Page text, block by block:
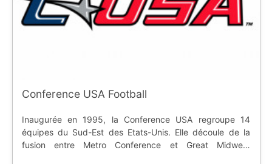
Conference USA Football
Inaugurée en 1995, la Conference USA regroupe 14
équipes du Sud-Est des Etats-Unis. Elle découle de la
fusion entre Metro Conference et Great Midwest